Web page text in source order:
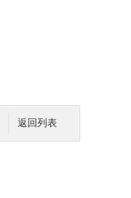
返回列表